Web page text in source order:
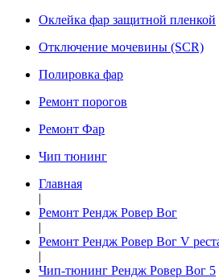
Оклейка фар защитной пленкой
Отключение мочевины (SCR)
Полировка фар
Ремонт порогов
Ремонт Фар
Чип тюнинг
Главная
|
Ремонт Рендж Ровер Вог
|
Ремонт Рендж Ровер Вог V
|
Чип-тюнинг Рендж Ровер Вог 5